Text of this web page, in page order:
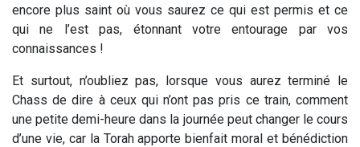
encore plus saint où vous saurez ce qui est permis et ce
qui ne l’est pas, étonnant votre entourage par vos
connaissances !
Et surtout, n’oubliez pas, lorsque vous aurez terminé le
Chass de dire à ceux qui n’ont pas pris ce train, comment
une petite demi-heure dans la journée peut changer le cours
d’une vie, car la Torah apporte bienfait moral et bénédiction